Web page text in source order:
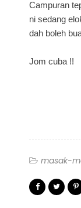
Campuran
ni sedang
dah boleh
Jom cuba !!
masak-